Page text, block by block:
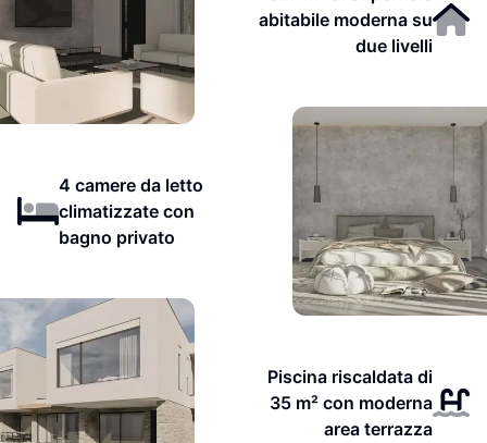
abitabile moderna su
due livelli
4 camere da letto
climatizzate con
bagno privato
Piscina riscaldata di
35 m² con moderna
area terrazza